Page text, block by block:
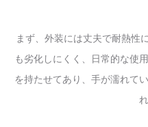
まず、外装には丈夫で耐熱性
も劣化しにくく、日常的な使
を持たせてあり、手が濡れて